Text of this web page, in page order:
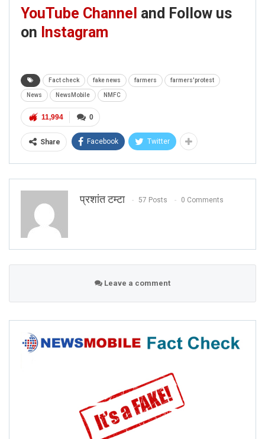
YouTube Channel and Follow us
on Instagram
Fact check fake news farmers farmers'protest
News NewsMobile NMFC
0
11,994
Share Facebook Twitter
प्रशांत टम्टा 57 Posts 0 Comments
Leave a comment